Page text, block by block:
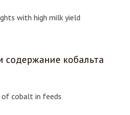
with high milk yield
кобальта
cobalt in feeds